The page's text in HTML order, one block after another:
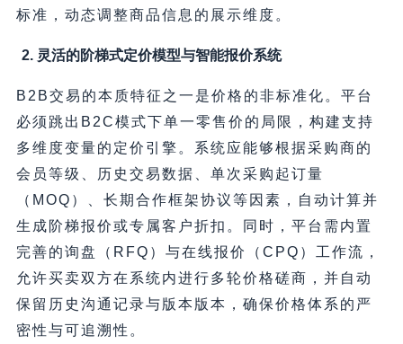
标准，动态调整商品信息的展示维度。
2. 灵活的阶梯式定价模型与智能报价系统
B2B交易的本质特征之一是价格的非标准化。平台
必须跳出B2C模式下单一零售价的局限，构建支持
多维度变量的定价引擎。系统应能够根据采购商的
会员等级、历史交易数据、单次采购起订量
（MOQ）、长期合作框架协议等因素，自动计算并
生成阶梯报价或专属客户折扣。同时，平台需内置
完善的询盘（RFQ）与在线报价（CPQ）工作流，
允许买卖双方在系统内进行多轮价格磋商，并自动
保留历史沟通记录与版本版本，确保价格体系的严
密性与可追溯性。